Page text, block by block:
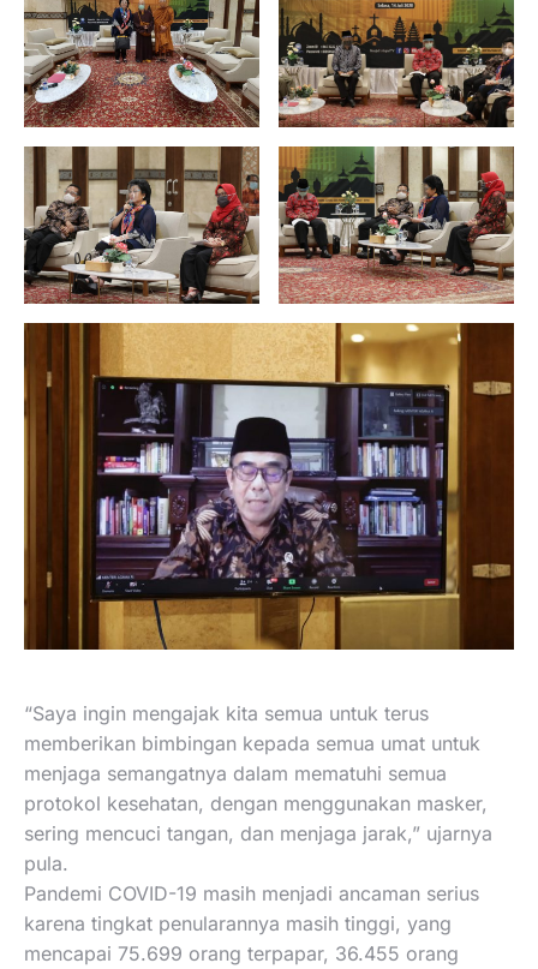
“Saya ingin mengajak kita semua untuk terus
memberikan bimbingan kepada semua umat untuk
menjaga semangatnya dalam mematuhi semua
protokol kesehatan, dengan menggunakan masker,
sering mencuci tangan, dan menjaga jarak,” ujarnya
pula.
Pandemi COVID-19 masih menjadi ancaman serius
karena tingkat penularannya masih tinggi, yang
mencapai 75.699 orang terpapar, 36.455 orang